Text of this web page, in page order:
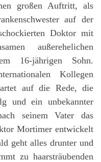
großen Auftritt, als
auf der
Doktor mit
außerehelichen
16-jährigen Sohn.
Kollegen
auf die Rede, die
und ein unbekannter
seinem Vater das
Mortimer entwickelt
geht alles drunter und
zu haarsträubenden